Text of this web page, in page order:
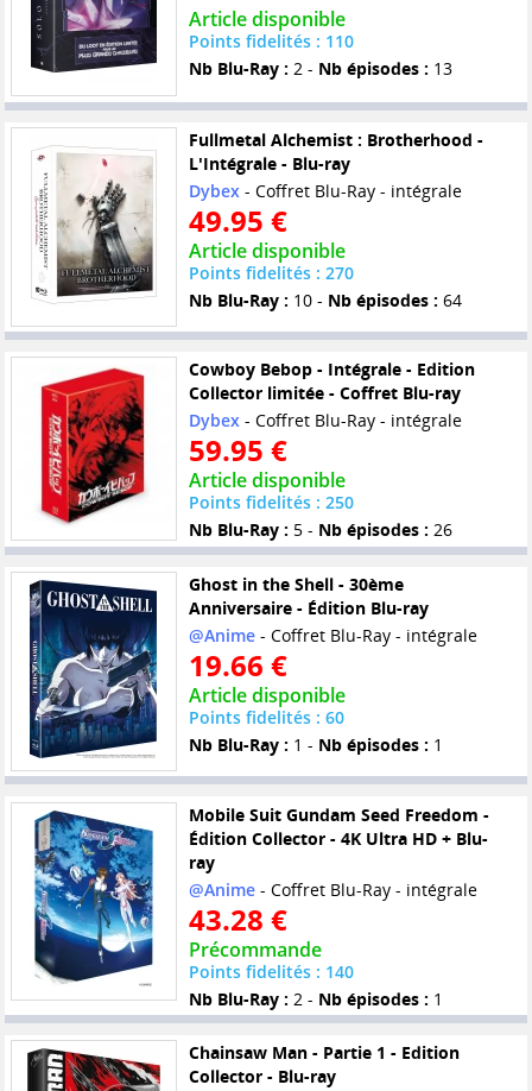
Article disponible
Points fidelités : 110
Nb Blu-Ray : 2 - Nb épisodes : 13
Fullmetal Alchemist : Brotherhood -
L'Intégrale - Blu-ray
Dybex- Coffret Blu-Ray - intégrale
49.95 €
Article disponible
Points fidelités : 270
Nb Blu-Ray : 10 - Nb épisodes : 64
Cowboy Bebop - Intégrale - Edition
Collector limitée - Coffret Blu-ray
Dybex- Coffret Blu-Ray - intégrale
59.95 €
Article disponible
Points fidelités : 250
Nb Blu-Ray : 5 - Nb épisodes : 26
Ghost in the Shell - 30ème
Anniversaire - Édition Blu-ray
@Anime- Coffret Blu-Ray - intégrale
19.66 €
Article disponible
Points fidelités : 60
Nb Blu-Ray : 1 - Nb épisodes : 1
Mobile Suit Gundam Seed Freedom -
Édition Collector - 4K Ultra HD + Blu-
ray
@Anime- Coffret Blu-Ray - intégrale
43.28 €
Précommande
Points fidelités : 140
Nb Blu-Ray : 2 - Nb épisodes : 1
Chainsaw Man - Partie 1 - Edition
Collector - Blu-ray